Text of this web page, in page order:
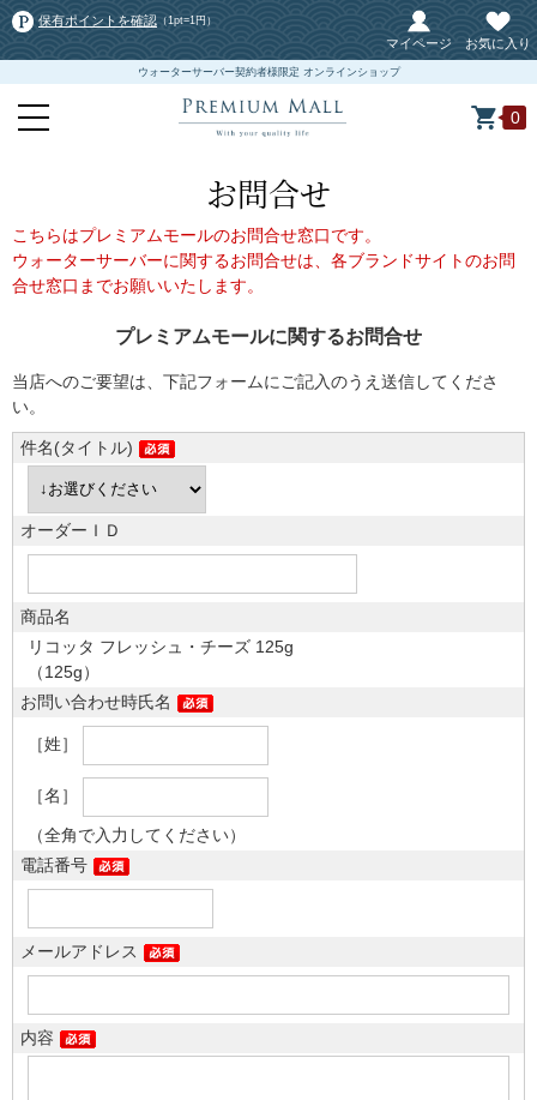
保有ポイントを確認 （1pt=1円）
マイページ お気に入り
ウォーターサーバー契約者様限定 オンラインショップ
0
お問合せ
こちらはプレミアムモールのお問合せ窓口です。
ウォーターサーバーに関するお問合せは、各ブランドサイトのお問
合せ窓口までお願いいたします。
プレミアムモールに関するお問合せ
当店へのご要望は、下記フォームにご記入のうえ送信してくださ
い。
件名(タイトル)
オーダーＩＤ
商品名
リコッタ フレッシュ・チーズ 125g
（125g）
お問い合わせ時氏名
［姓］
［名］
（全角で入力してください）
電話番号
メールアドレス
内容